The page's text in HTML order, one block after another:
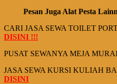
Pesan Juga Alat Pesta
CARI JASA SEWA TOILET
DISINI !!!
PUSAT SEWANYA MEJA
JASA SEWA KURSI KULIAH
DISINI